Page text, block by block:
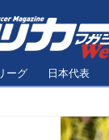
ーグ 日本代表